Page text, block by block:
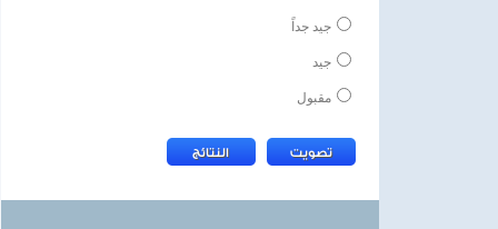
جيد جداً
جيد
مقبول